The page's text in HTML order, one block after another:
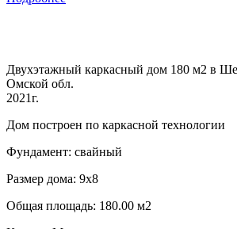
Двухэтажный каркасный дом 180 м2 в
Омской обл.
2021г.
Дом построен по каркасной технологии
Фундамент: свайный
Размер дома: 9х8
Общая площадь: 180.00 м2